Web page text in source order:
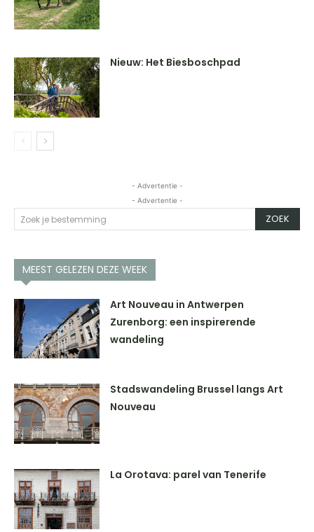
Nieuw: Het Biesboschpad
- Advertentie -
- Advertentie -
Zoek je bestemming ZOEK
MEEST GELEZEN DEZE WEEK
Art Nouveau in Antwerpen
Zurenborg: een inspirerende
wandeling
Stadswandeling Brussel langs Art
Nouveau
La Orotava: parel van Tenerife